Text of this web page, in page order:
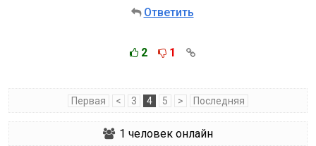
Ответить
2 1
Первая < 3 4 5 > Последняя
1 человек онлайн